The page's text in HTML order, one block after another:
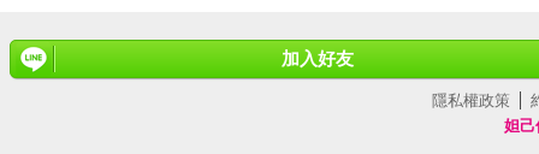
加入好友
隱私權政策
妲己